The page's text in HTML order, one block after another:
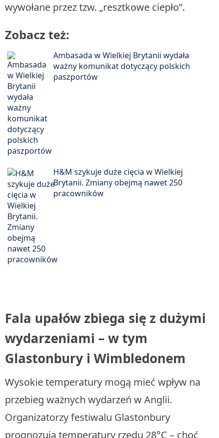
wywołane przez tzw. „resztkowe ciepło”.
Zobacz też:
Ambasada w Wielkiej Brytanii wydała
ważny komunikat dotyczący polskich
paszportów
H&M szykuje duże cięcia w Wielkiej
Brytanii. Zmiany obejmą nawet 250
pracowników
Fala upałów zbiega się z dużymi
wydarzeniami – w tym
Glastonbury i Wimbledonem
Wysokie temperatury mogą mieć wpływ na
przebieg ważnych wydarzeń w Anglii.
Organizatorzy festiwalu Glastonbury
prognozują temperatury rzędu 28°C – choć